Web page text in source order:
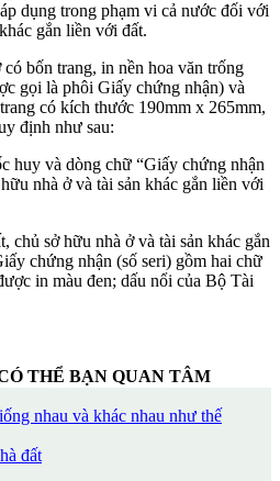
dụng trong phạm vi cả nước đối với
gắn liền với đất.
bốn trang, in nền hoa văn trống
gọi là phôi Giấy chứng nhận) và
có kích thước 190mm x 265mm,
định như sau:
huy và dòng chữ “Giấy chứng nhận
nhà ở và tài sản khác gắn liền với
chủ sở hữu nhà ở và tài sản khác gắn
chứng nhận (số seri) gồm hai chữ
in màu đen; dấu nổi của Bộ Tài
THỂ BẠN QUAN TÂM
nhau và khác nhau như thế
đất